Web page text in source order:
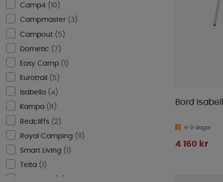
670(1)
690(2)
695(1)
700(7)
709(1)
710(2)
720(2)
735(1)
750(3)
Camp4 ( 10 )
Campmaster ( 3)
Campout ( 5 )
Dometic (7 )
Easy Camp ( )
Eurotrail ( 5 )
Isabella (4)
Kampa ( 8 )
Redcliffs ( 2 )
Royal Camping (11 )
Smart Living ( )
Telta ( )
Bord
4-9 dagar
4 160 kr